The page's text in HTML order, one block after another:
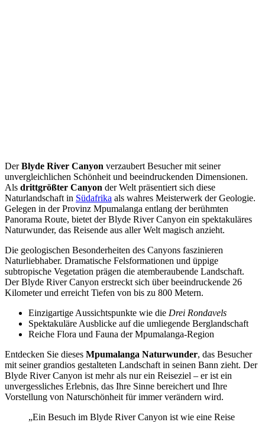
DerBlyde River Canyon verzaubert Besucher mit seiner
unvergleichlichen Schönheit und beeindruckenden Dimensionen.
Als drittgrößter Canyon der Welt präsentiert sich diese
Naturlandschaft in Südafrika als wahres Meisterwerk der Geologie.
Gelegen in der Provinz Mpumalanga entlang der berühmten
Panorama Route, bietet der Blyde River Canyon ein spektakuläres
Naturwunder, das Reisende aus aller Welt magisch anzieht.
Die geologischen Besonderheiten des Canyons faszinieren
Naturliebhaber. Dramatische Felsformationen und üppige
subtropische Vegetation prägen die atemberaubende Landschaft.
Der Blyde River Canyon erstreckt sich über beeindruckende 26
Kilometer und erreicht Tiefen von bis zu 800 Metern.
Einzigartige Aussichtspunkte wie die Drei Rondavels
Spektakuläre Ausblicke auf die umliegende Berglandschaft
Reiche Flora und Fauna der Mpumalanga-Region
Entdecken Sie dieses Mpumalanga Naturwunder, das Besucher
mit seiner grandios gestalteten Landschaft in seinen Bann zieht. Der
Blyde River Canyon ist mehr als nur ein Reiseziel – er ist ein
unvergessliches Erlebnis, das Ihre Sinne bereichert und Ihre
Vorstellung von Naturschönheit für immer verändern wird.
„Ein Besuch im Blyde River Canyon ist wie eine Reise